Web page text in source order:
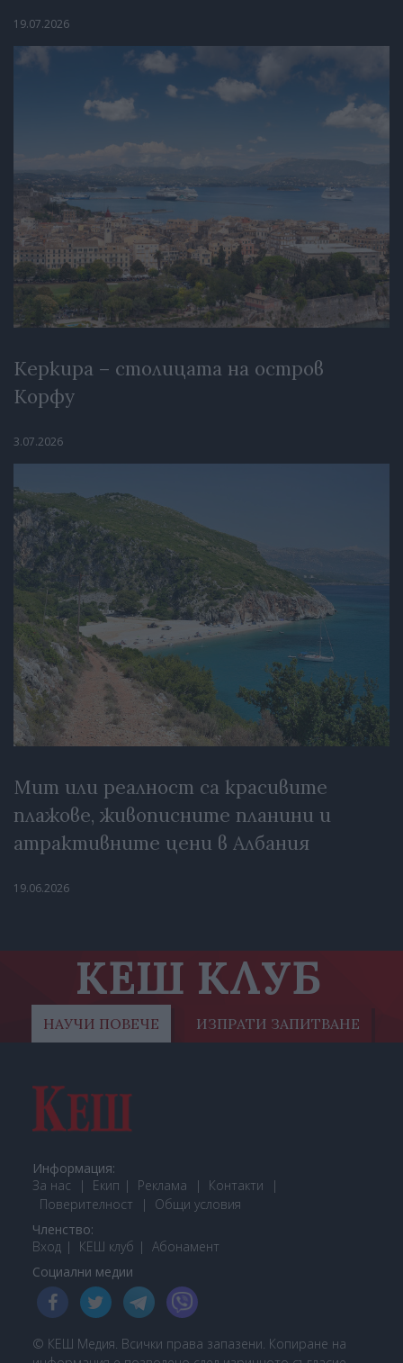
19.07.2026
Керкира – столицата на остров
Корфу
3.07.2026
Мит или реалност са красивите
плажове, живописните планини и
атрактивните цени в Албания
19.06.2026
КЕШ КЛУБ
НАУЧИ ПОВЕЧЕ ИЗПРАТИ ЗАПИТВАНЕ
Информация:
За нас
Екип Реклама
Контакти
Поверителност
Общи условия
Членство:
Вход
КЕШ клуб Абонамент
Социални медии
© КЕШ Медия. Всички права запазени. Копиране на